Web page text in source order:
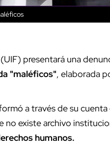
presentará una
"maléficos", elaborada
a través de su
no existe archivo
humanos.